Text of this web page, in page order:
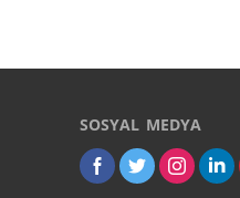
SOSYAL MEDYA